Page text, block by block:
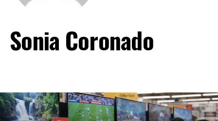
Sonia Coronado